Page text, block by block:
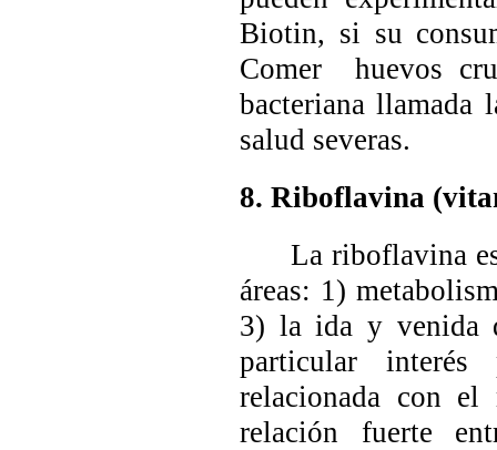
Biotin, si su
Comer huevos
bacteriana llamada
salud severas.
8. Riboflavina
La riboflavina
áreas: 1)
3) la ida y venida
particular
relacionada con el
relación fuerte